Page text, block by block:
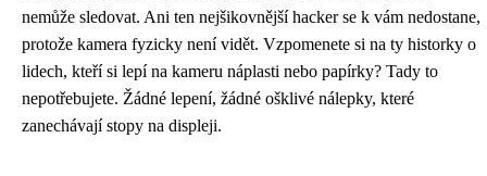
nemůže sledovat. Ani ten nejšikovnější hacker se k vám nedostane,
protože kamera fyzicky není vidět. Vzpomenete si na ty historky o
lidech, kteří si lepí na kameru náplasti nebo papírky? Tady to
nepotřebujete. Žádné lepení, žádné ošklivé nálepky, které
zanechávají stopy na displeji.